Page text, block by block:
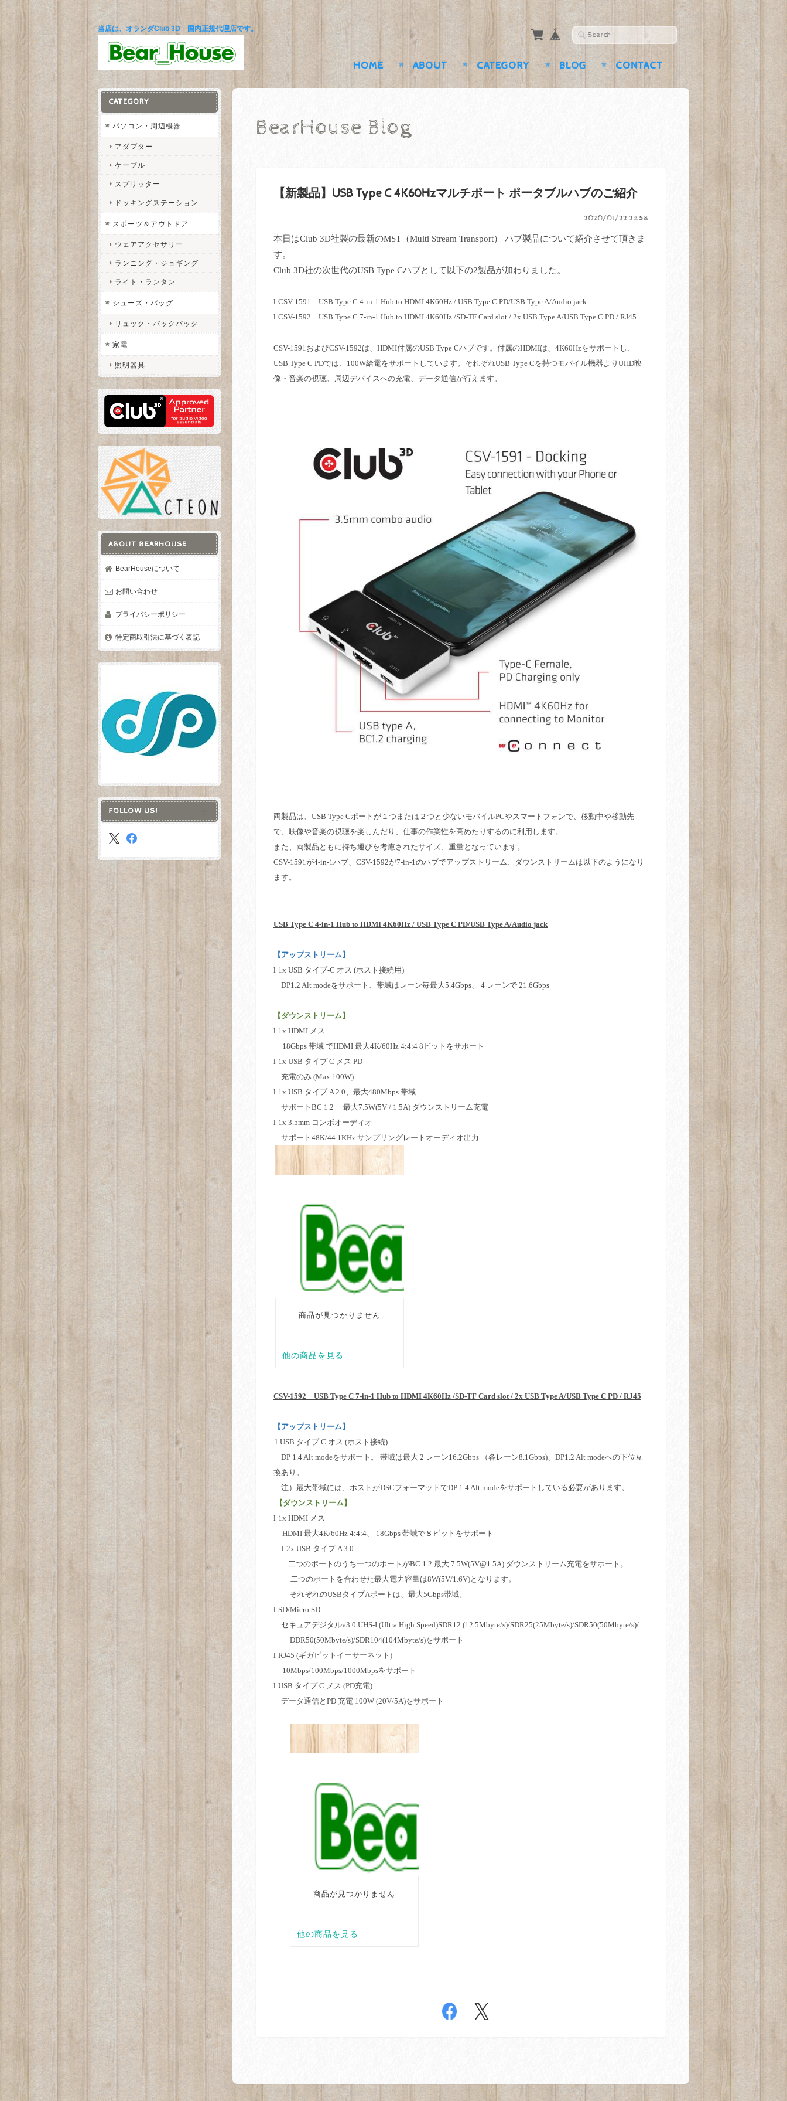
当店は、オランダClub 3D 国内正規代理店です。
HOME ABOUT CATEGORY BLOG CONTACT
BearHouse Blog
【新製品】USB Type C 4K60Hzマルチポート ポータブルハブのご紹介
2020/01/22 23:58
本日はClub 3D社製の最新のMST （Multi Stream Transport） ハブ製品について紹介させて頂きま
す。
Club 3D社の次世代のUSB Type Cハブとして以下の2製品が加わりました。
l CSV-1591
USB Type C 4-in-1 Hub to HDMI 4K60Hz / USB Type C PD/USB Type A/Audio jack
l CSV-1592 USB Type C 7-in-1 Hub to HDMI 4K60Hz /SD-TF Card slot / 2x USB Type A/USB Type C PD / RJ45
CSV-1591およびCSV-1592は、 HDMI付属のUSB Type Cハブです。付属のHDMIは、 4K60Hzをサポートし、
USB Type C PDでは、 100W給電をサポートしています。それぞれUSB Type Cを持つモバイル機器より UHD映
像・音楽の視聴、周辺デバイスへの充電、データ通信が行えます。
両製品は、 USB Type Cポートが１つまたは２つと少ないモバイルPCやスマートフォンで、移動中や移動先
で、映像や音楽の視聴を楽しんだり、仕事の作業性を高めたりするのに利用します。
また、両製品ともに持ち運びを考慮されたサイズ、重量となっています。
CSV-1591が4-in-1ハブ、 CSV-1592が7-in-1のハブでアップストリーム、ダウンストリームは以下のようになり
ます。
USB Type C 4-in-1 Hub to HDMI 4K60Hz / USB Type C PD/USB Type A/Audio jack
【アップストリーム】
l 1x USB タイプ-C オス (ホスト接続用)
DP1.2 Alt modeをサポート、帯域はレーン毎最大5.4Gbps、 4 レーンで 21.6Gbps
【ダウンストリーム】
l 1x HDMI メス
18Gbps 帯域 でHDMI 最大4K/60Hz 4:4:4 8 ビットをサポート
l 1x USB タイプC メス PD
充電のみ (Max 100W)
l 1x USB タイプA 2.0、最大480Mbps 帯域
サポート BC 1.2 最大7.5W(5V / 1.5A) ダウンストリーム充電
l 1x 3.5mm コンボオーディオ
サポート 48K/44.1KHz サンプリングレートオーディオ出力
CSV-1592 USB Type C 7-in-1 Hub to HDMI 4K60Hz /SD-TF Card slot / 2x USB Type A/USB Type C PD / RJ45
【アップストリーム】
l USB タイプC オス (ホスト接続)
DP 1.4 Alt modeをサポート。 帯域は最大 2 レーン16.2Gbps （各レーン8.1Gbps)、 DP1.2 Alt modeへの下位互
換あり。
注）最大帯域には、ホストがDSCフォーマットでDP 1.4 Alt modeをサポートしている必要があります。
【ダウンストリーム】
l 1x HDMI メス
HDMI 最大4K/60Hz 4:4:4、 18Gbps 帯域で８ビットをサポート
l 2x USB タイプA 3.0
二つのポートのうち一つのポートがBC 1.2 最大 7.5W(5V@1.5A) ダウンストリーム充電をサポート 。
二つのポートを合わせた最大電力容量は8W(5V/1.6V)となります。
それぞれのUSB タイプAポートは、最大5Gbps帯域。
l SD/Micro SD
セキュアデジタルv3.0 UHS-I (Ultra High Speed)SDR12 (12.5Mbyte/s)/SDR25(25Mbyte/s)/SDR50(50Mbyte/s)/
DDR50(50Mbyte/s)/SDR104(104Mbyte/s)をサポート
l RJ45 (ギガビットイーサーネット )
10Mbps/100Mbps/1000Mbpsをサポート
l USB タイプC メス (PD充電)
データ通信と PD 充電 100W (20V/5A)をサポート
CATEGORY
パソコン・周辺機器
アダプター
ケーブル
スプリッター
ドッキングステーション
スポーツ＆アウトドア
ウェアアクセサリー
ランニング・ジョギング
ライト・ランタン
シューズ・バッグ
リュック・バックパック
家電
照明器具
ABOUT BEARHOUSE
BearHouseについて
お問い合わせ
プライバシーポリシー
特定商取引法に基づく表記
FOLLOW US!